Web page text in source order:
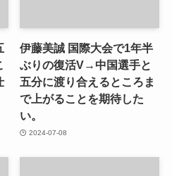
伊藤美誠 国際大会で1年半
ぶりの復活V→中国選手と
五分に渡り合えるところま
で上がることを期待した
い。
2024-07-08